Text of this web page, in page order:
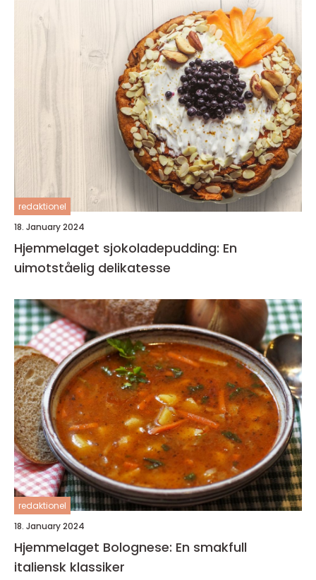
redaktionel
18. January 2024
Hjemmelaget sjokoladepudding: En
uimotståelig delikatesse
redaktionel
18. January 2024
Hjemmelaget Bolognese: En smakfull
italiensk klassiker